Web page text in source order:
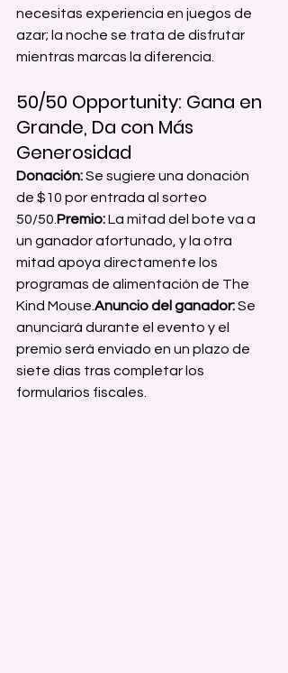
necesitas experiencia en juegos de
azar; la noche se trata de disfrutar
mientras marcas la diferencia.
50/50 Opportunity: Gana en
Grande, Da con Más
Generosidad
Donación: Se sugiere una donación
de $10 por entrada al sorteo
50/50. Premio: La mitad del bote va a
un ganador afortunado, y la otra
mitad apoya directamente los
programas de alimentación de The
Kind Mouse. Anuncio del ganador: Se
anunciará durante el evento y el
premio será enviado en un plazo de
siete días tras completar los
formularios fiscales.